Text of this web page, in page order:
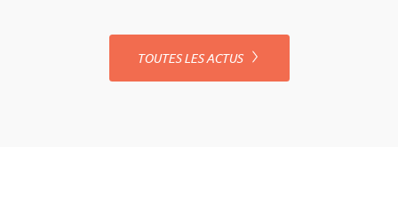
TOUTES LES ACTUS